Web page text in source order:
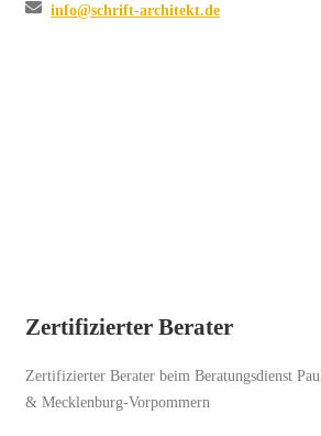
info@schrift-architekt.de
Zertifizierter Berater
Zertifizierter Berater beim Beratungsdienst
& Mecklenburg-Vorpommern